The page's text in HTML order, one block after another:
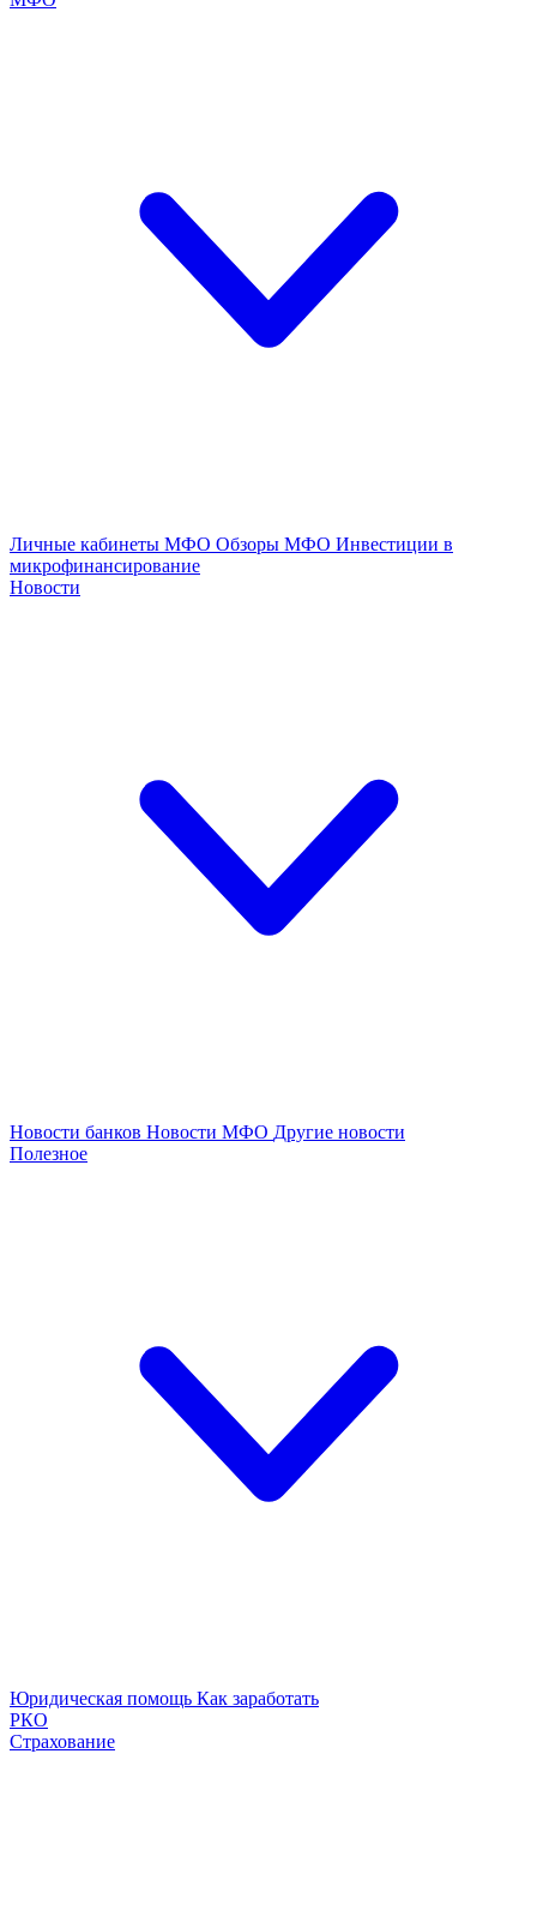
Личные кабинеты МФО Обзоры МФО Инвестиции в
микрофинансирование
Новости
Новости банков Новости МФО Другие новости
Полезное
Юридическая помощь Как заработать
РКО
Страхование